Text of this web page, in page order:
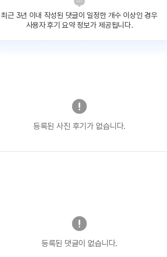
최근 3년 이내 작성된 댓글이 일정한 개수 이상인 경우
사용자 후기 요약 정보가 제공됩니다.
등록된 사진 후기가 없습니다.
등록된 댓글이 없습니다.